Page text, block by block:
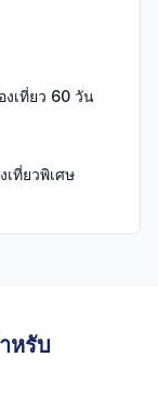
เที่ยว 60 วัน
เที่ยวพิเศษ
หรับ